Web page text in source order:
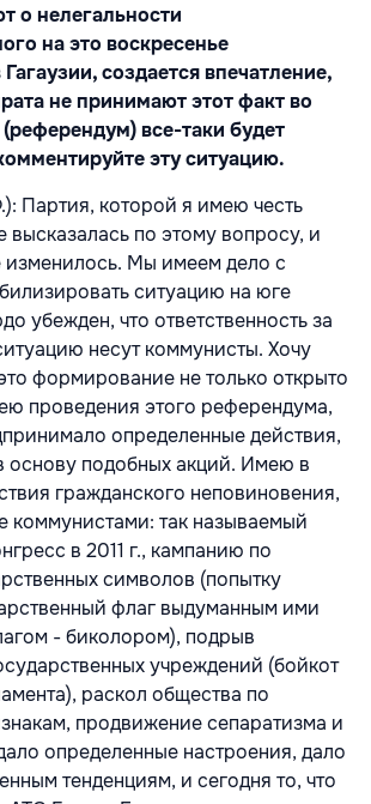
о нелегальности
на это воскресенье
создается впечатление,
не принимают этот факт во
все-таки будет
эту ситуацию.
Партия, которой я имею честь
высказалась по этому вопросу, и
изменилось. Мы имеем дело с
ситуацию на юге
убежден, что ответственность за
несут коммунисты. Хочу
формирование не только открыто
проведения этого референдума,
определенные действия,
основу подобных акций. Имею в
гражданского неповиновения,
коммунистами: так называемый
в 2011 г., кампанию по
символов (попытку
флаг выдуманным ими
- биколором), подрыв
учреждений (бойкот
раскол общества по
продвижение сепаратизма и
определенные настроения, дало
тенденциям, и сегодня то, что